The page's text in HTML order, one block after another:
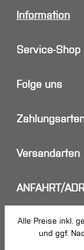
Information
Service-Shop
Folge uns
Versandarten
ANFAHRT/
Alle Preise inkl.
und ggf.